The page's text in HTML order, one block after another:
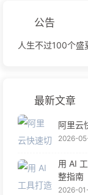
公告
人生不过100个盛
最新文章
阿里云
2026-
用 AI
整指南
2026-